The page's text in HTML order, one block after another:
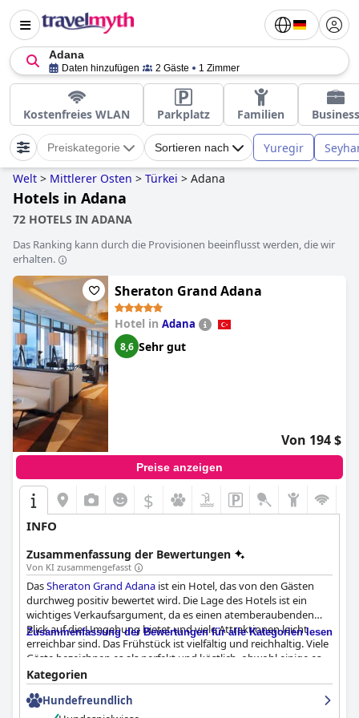
Adana
Daten hinzufügen 2 Gäste 1 Zimmer
Kostenfreies WLAN Parkplatz Familien Business
Preiskategorie Sortieren nach Yuregir
Welt > Mittlerer Osten > Türkei > Adana
Hotels in Adana
72 HOTELS IN ADANA
Das Ranking kann durch die Provisionen beeinflusst werden, die wir
erhalten.
Sheraton Grand Adana
Hotel in Adana
8,6 Sehr gut
Von 194 $
Preise anzeigen
$
INFO
Zusammenfassung der Bewertungen
Von KI zusammengefasst
DasSheraton Grand Adana ist ein Hotel, das von den Gästen
durchweg positiv bewertet wird. Die Lage des Hotels ist ein
wichtiges Verkaufsargument, da es einen atemberaubenden
Blick auf die Umgebung bietet und viele Attraktionen leicht
erreichbar sind. Das Frühstück ist vielfältig und reichhaltig. Viele
Gäste bezeichnen es als perfekt und köstlich, obwohl einige es
als überfüllt oder wenig abwechslungsreich empfanden. Die
Zimmer sind geräumig, sauber und gut ausgestattet mit
bequemen Betten und großen Bädern. Das Hotel wird auch für
Zusammenfassung der Bewertungen für alle Kategorien lesen
Kategorien
Hundefreundlich